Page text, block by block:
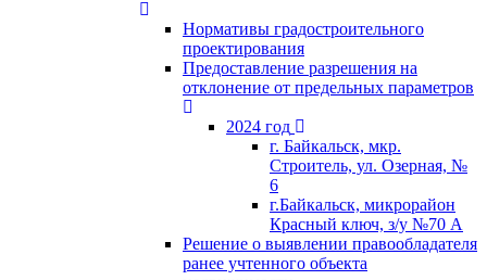
Нормативы градостроительного
проектирования
Предоставление разрешения на
отклонение от предельных параметров
2024 год
г. Байкальск, мкр.
Строитель, ул. Озерная, №
6
г.Байкальск, микрорайон
Красный ключ, з/у №70 А
Решение о выявлении правообладателя
ранее учтенного объекта